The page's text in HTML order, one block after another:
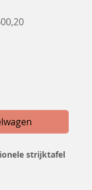
Verkoopprijs
strijktafel